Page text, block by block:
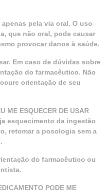
pela via oral. O uso
que não oral, pode causar
provocar danos à saúde.
Em caso de dúvidas sobre
do farmacêutico. Não
orientação de seu
ME ESQUECER DE USAR
esquecimento da ingestão
retomar a posologia sem a
do farmacêutico ou
PODE ME